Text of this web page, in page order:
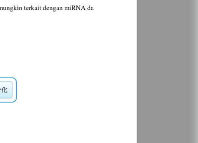
terkait dengan miRNA da